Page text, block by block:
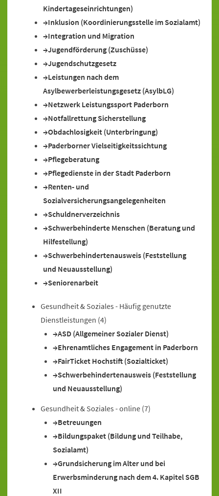
Kindertageseinrichtungen)
Inklusion (Koordinierungsstelle im Sozialamt)
Integration und Migration
Jugendförderung (Zuschüsse)
Jugendschutzgesetz
Leistungen nach dem
Asylbewerberleistungsgesetz (AsylbLG)
Netzwerk Leistungssport Paderborn
Notfallrettung Sicherstellung
Obdachlosigkeit (Unterbringung)
Paderborner Vielseitigkeitssichtung
Pflegeberatung
Pflegedienste in der Stadt Paderborn
Renten- und
Sozialversicherungsangelegenheiten
Schuldnerverzeichnis
Schwerbehinderte Menschen (Beratung und
Hilfestellung)
Schwerbehindertenausweis (Feststellung
und Neuausstellung)
Seniorenarbeit
Gesundheit & Soziales - Häufig genutzte
Dienstleistungen (4)
ASD (Allgemeiner Sozialer Dienst)
Ehrenamtliches Engagement in Paderborn
FairTicket Hochstift (Sozialticket)
Schwerbehindertenausweis (Feststellung
und Neuausstellung)
Gesundheit & Soziales - online (7)
Betreuungen
Bildungspaket (Bildung und Teilhabe,
Sozialamt)
Grundsicherung im Alter und bei
Erwerbsminderung nach dem 4. Kapitel SGB
XII